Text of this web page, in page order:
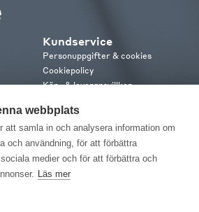
Kundservice
Personuppgifter & cookies
Cookiepolicy
Köp- & leveransvillkor
Retur & reklamation
webbplats
att samla in och analysera information om
och användning, för att förbättra
medier och för att förbättra och
Läs mer